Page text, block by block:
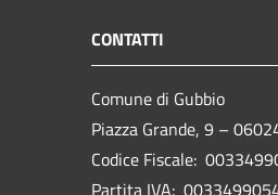
CONTATTI
Comune di Gubbio
Piazza Grande, 9 –
Codice Fiscale:
Partita IVA: